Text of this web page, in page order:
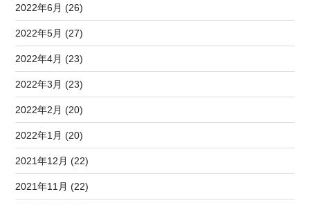
2022年6月 (26)
2022年5月 (27)
2022年4月 (23)
2022年3月 (23)
2022年2月 (20)
2022年1月 (20)
2021年12月 (22)
2021年11月 (22)